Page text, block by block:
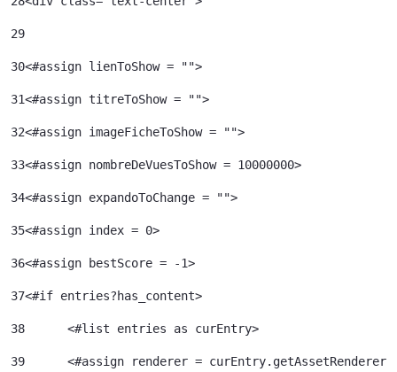
29
30<#assign lienToShow = "">
31<#assign titreToShow = "">
32
33
34<#assign expandoToChange = "">
35
36<#assign bestScore = -1>
37<#if entries?has_content>
38
	<#list entries as curEntry>
39
<#assign renderer =